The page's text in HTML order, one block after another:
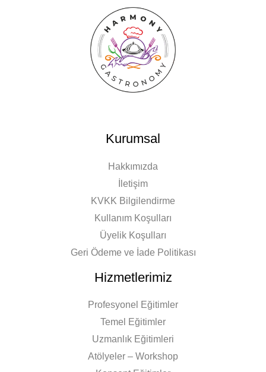
Kurumsal
Hakkımızda
İletişim
KVKK Bilgilendirme
Kullanım Koşulları
Üyelik Koşulları
Geri Ödeme ve İade Politikası
Hizmetlerimiz
Profesyonel Eğitimler
Temel Eğitimler
Uzmanlık Eğitimleri
Atölyeler – Workshop